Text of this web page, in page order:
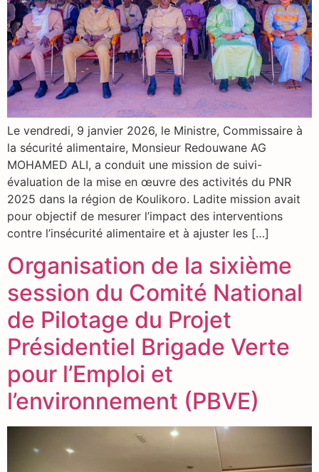
Le vendredi, 9 janvier 2026, le Ministre, Commissaire à
la sécurité alimentaire, Monsieur Redouwane AG
MOHAMED ALI, a conduit une mission de suivi-
évaluation de la mise en œuvre des activités du PNR
2025 dans la région de Koulikoro. Ladite mission avait
pour objectif de mesurer l’impact des interventions
contre l’insécurité alimentaire et à ajuster les […]
Organisation de la sixième
session du Comité National
de Pilotage du Projet
Présidentiel Brigade Verte
pour l’Emploi et
l’environnement (PBVE)